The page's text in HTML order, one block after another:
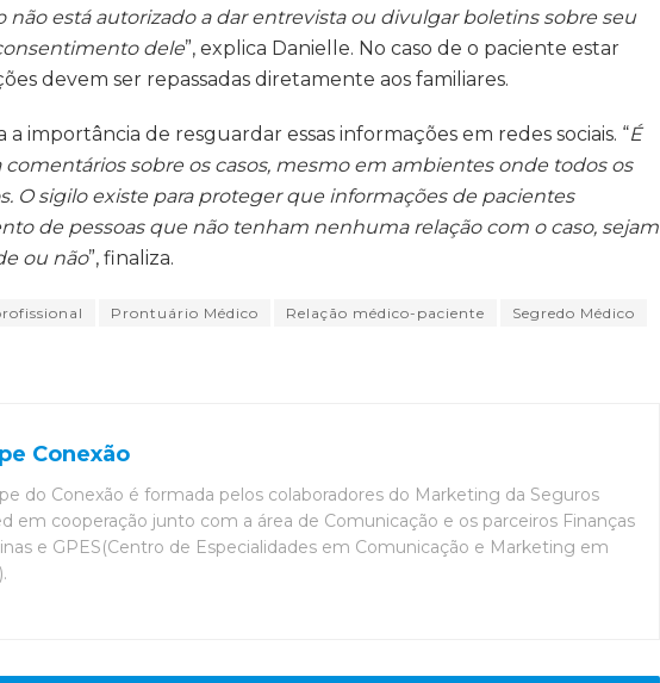
não está autorizado a dar entrevista ou divulgar boletins sobre seu
dele”, explica Danielle. No caso de o paciente estar
devem ser repassadas diretamente aos familiares.
a importância de resguardar essas informações em redes sociais. “É
sobre os casos, mesmo em ambientes onde todos os
O sigilo existe para proteger que informações de pacientes
de pessoas que não tenham nenhuma relação com o caso, sejam
ou não”, finaliza.
Prontuário Médico Relação médico-paciente
Segredo Médico
Conexão
do Conexão é formada pelos colaboradores do Marketing da Seguros
em cooperação junto com a área de Comunicação e os parceiros Finanças
e GPES(Centro de Especialidades em Comunicação e Marketing em